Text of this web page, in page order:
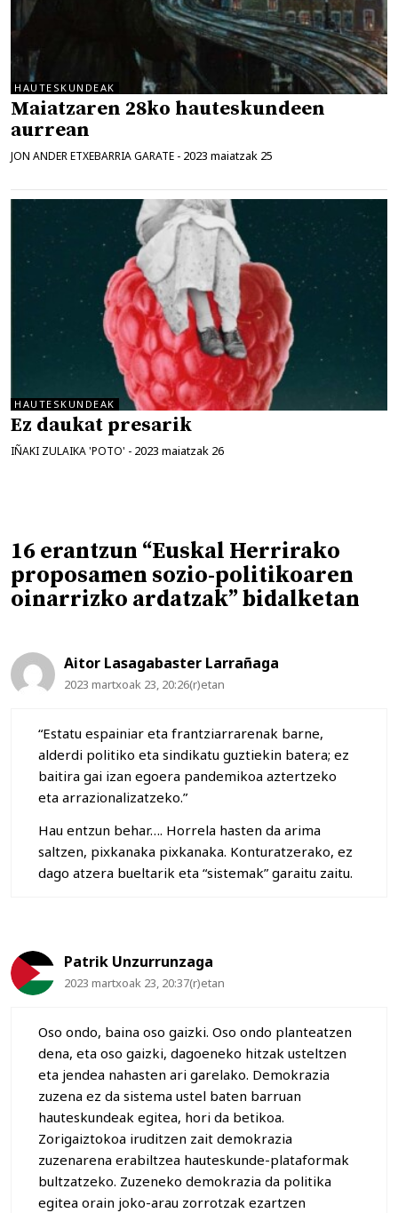
HAUTESKUNDEAK
Maiatzaren 28ko hauteskundeen
aurrean
JON ANDER ETXEBARRIA GARATE - 2023 maiatzak 25
HAUTESKUNDEAK
Ez daukat presarik
IÑAKI ZULAIKA 'POTO' - 2023 maiatzak 26
16 erantzun “Euskal Herrirako
proposamen sozio-politikoaren
oinarrizko ardatzak” bidalketan
Aitor Lasagabaster Larrañaga
2023 martxoak 23, 20:26(r)etan
“Estatu espainiar eta frantziarrarenak barne,
alderdi politiko eta sindikatu guztiekin batera; ez
baitira gai izan egoera pandemikoa aztertzeko
eta arrazionalizatzeko.”
Hau entzun behar…. Horrela hasten da arima
saltzen, pixkanaka pixkanaka. Konturatzerako, ez
dago atzera bueltarik eta “sistemak” garaitu zaitu.
Patrik Unzurrunzaga
2023 martxoak 23, 20:37(r)etan
Oso ondo, baina oso gaizki. Oso ondo planteatzen
dena, eta oso gaizki, dagoeneko hitzak usteltzen
eta jendea nahasten ari garelako. Demokrazia
zuzena ez da sistema ustel baten barruan
hauteskundeak egitea, hori da betikoa.
Zorigaiztokoa iruditzen zait demokrazia
zuzenarena erabiltzea hauteskunde-plataformak
bultzatzeko. Zuzeneko demokrazia da politika
egitea orain joko-arau zorrotzak ezartzen